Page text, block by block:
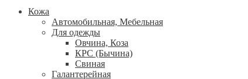
Кожа
Автомобильная, Мебельная
Для одежды
Овчина, Коза
КРС (Бычина)
Свиная
Галантерейная